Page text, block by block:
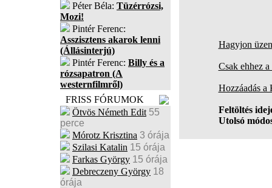
Péter Béla: Tüzérrózsi,
Mozi!
Pintér Ferenc:
Asszisztens akarok lenni
(Állásinterjú)
Pintér Ferenc: Billy és a
rózsapatron (A
westernfilmről)
FRISS FÓRUMOK
Ötvös Németh Edit 55
perce
Mórotz Krisztina 3 órája
Szilasi Katalin 15 órája
Farkas György 15 órája
Debreczeny György 18
órája
Hagyjon
Csak ehhez
Hozzáadás
Feltöltés
Utolsó